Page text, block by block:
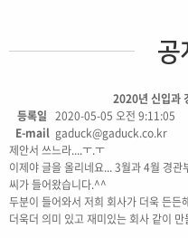
공
2020년 신입과
등록일 2020-05-05 오전 9:11:05
E-mail gaduck@gaduck.co.kr
제안서 쓰느라....ㅜ.ㅜ
이제야 글을 올리네요... 3월과 4월 경
씨가 들어왔습니다.^^
두분이 들어와서 저희 회사가 더욱 든든
더욱더 의미 있고 재미있는 회사 같이